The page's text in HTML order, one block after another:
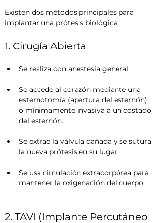
Existen dos métodos principales para
implantar una prótesis biológica:
1. Cirugía Abierta
Se realiza con anestesia general.
Se accede al corazón mediante una
esternotomía (apertura del esternón),
o mínimamente invasiva a un costado
del esternón.
Se extrae la válvula dañada y se sutura
la nueva prótesis en su lugar.
Se usa circulación extracorpórea para
mantener la oxigenación del cuerpo.
2. TAVI (Implante Percutáneo